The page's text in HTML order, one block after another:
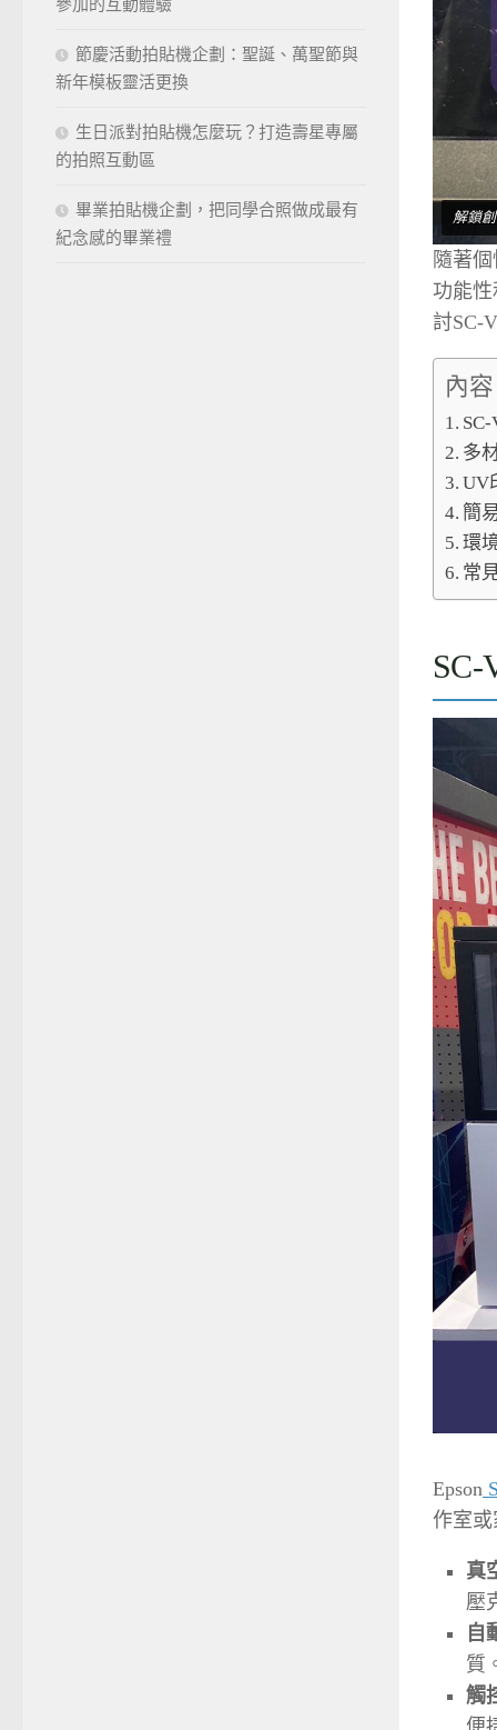
解鎖
隨著
功能
討SC-
內
多
UV
簡
環
常
SC-
Epson
作室
真
壓
自
質
觸
參加的互動體驗
節慶活動拍貼機企劃：聖誕、萬聖節與
新年模板靈活更換
生日派對拍貼機怎麼玩？打造壽星專屬
的拍照互動區
畢業拍貼機企劃，把同學合照做成最有
紀念感的畢業禮